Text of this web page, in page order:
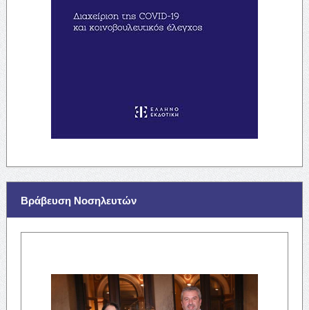
Βράβευση Νοσηλευτών